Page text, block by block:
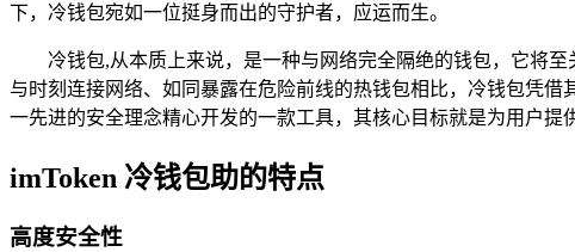
下，冷钱包宛如一位挺身而出的守护者，应运而生。
冷钱包,从本质上来说，是一种与网络完全隔绝的钱包，它将
与时刻连接网络、如同暴露在危险前线的热钱包相比，冷钱包凭
一先进的安全理念精心开发的一款工具，其核心目标就是为用户提
imToken 冷钱包助的特点
高度安全性